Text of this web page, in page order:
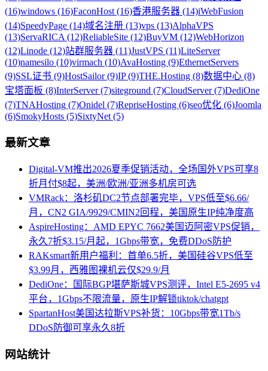
(16)windows (16)FaconHost (16)香港服务器 (14)iWebFusion
(14)SpeedyPage (14)域名注册 (13)vps (13)AlphaVPS
(13)ServaRICA (12)ReliableSite (12)BuyVM (12)WebHorizon
(12)Linode (12)站群服务器 (11)JustVPS (11)LiteServer
(10)namesilo (10)virmach (10)AvaHosting (9)EthernetServers
(9)SSL证书 (9)HostSailor (9)IP (9)THE.Hosting (8)数据中心 (8)
宝塔面板 (8)InterServer (7)siteground (7)CloudServer (7)DediOne
(7)TNAHosting (7)Onidel (7)RepriseHosting (6)seo优化 (6)Joomla
(6)SmokyHosts (5)SixtyNet (5)
最新文章
Digital-VM推出2026夏季促销活动，全场国外VPS可享8
折月付$8起，美洲/欧洲/亚洲多机房可选
VMRack：洛杉矶DC2节点部署完毕，VPS低至$6.66/
月，CN2 GIA/9929/CMIN2回程，美国原生IP纯净度高
AspireHosting：AMD EPYC 7662美国迈阿密VPS促销，
永久7折$3.15/月起，1Gbps带宽，免费DDoS防护
RAKsmart新用户福利：首单6.5折，美国硅谷VPS低至
$3.99月，西雅图裸机云仅$29.9/月
DediOne：国际BGP堪萨斯城VPS测评，Intel E5-2695 v4
平台，1Gbps不限流量，原生IP解锁tiktok/chatgpt
SpartanHost美国达拉斯VPS补货：10Gbps带宽1Tb/s
DDoS防御可享永久8折
网站统计